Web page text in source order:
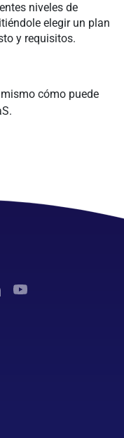
niveles de
elegir un plan
y requisitos.
cómo puede